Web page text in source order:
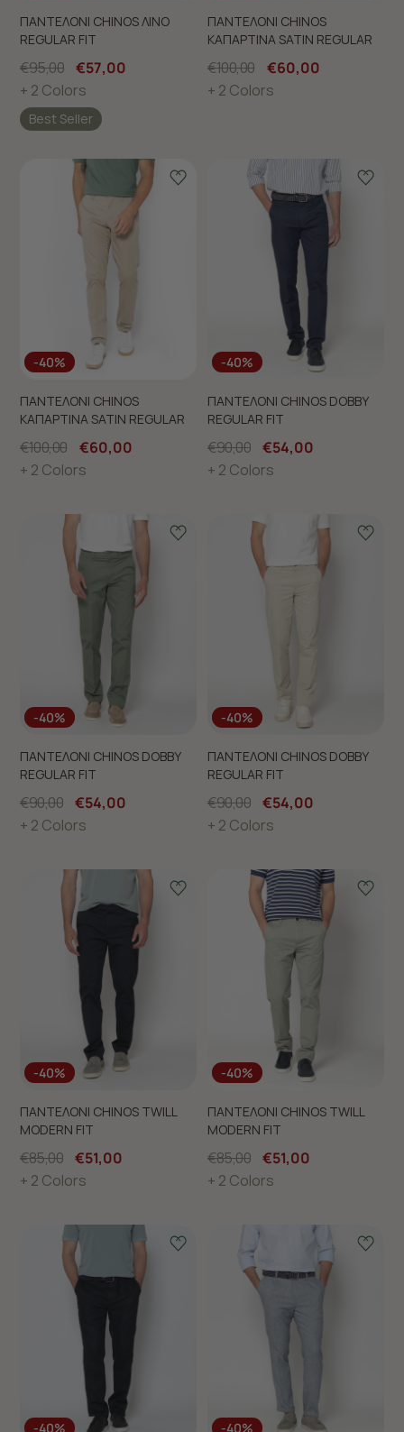
ΠΑΝΤΕΛΟΝΙ CHINOS ΛΙΝΟ
REGULAR FIT
€95,00 €57,00
+ 2 Colors
Best Seller
ΠΑΝΤΕΛΟΝΙ CHINOS
ΚΑΠΑΡΤΙΝΑ SATIN REGULAR
€100,00
€60,00
+ 2 Colors
-40%
ΠΑΝΤΕΛΟΝΙ CHINOS
ΚΑΠΑΡΤΙΝΑ SATIN REGULAR
€100,00
€60,00
+ 2 Colors
-40%
ΠΑΝΤΕΛΟΝΙ CHINOS DOBBY
REGULAR FIT
€90,00 €54,00
+ 2 Colors
-40%
ΠΑΝΤΕΛΟΝΙ CHINOS DOBBY
REGULAR FIT
€90,00 €54,00
+ 2 Colors
-40%
ΠΑΝΤΕΛΟΝΙ CHINOS DOBBY
REGULAR FIT
€90,00 €54,00
+ 2 Colors
-40%
ΠΑΝΤΕΛΟΝΙ CHINOS TWILL
MODERN FIT
€85,00 €51,00
+ 2 Colors
-40%
ΠΑΝΤΕΛΟΝΙ CHINOS TWILL
MODERN FIT
€85,00 €51,00
+ 2 Colors
-40% -40%